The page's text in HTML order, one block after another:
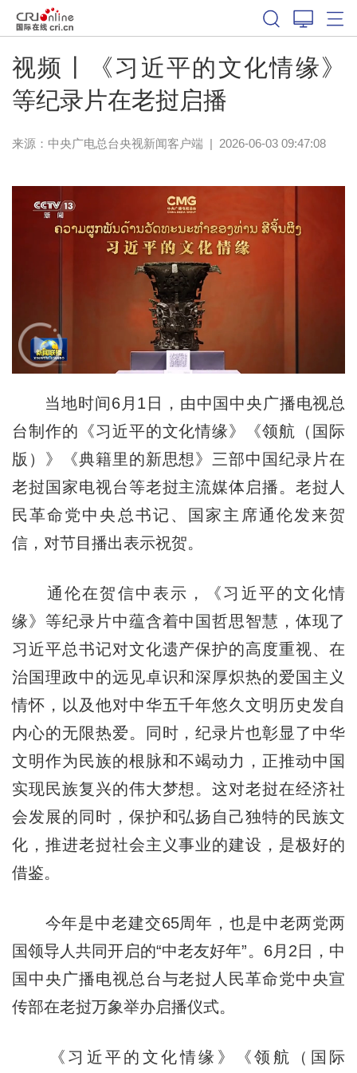
视频丨《习近平的文化情缘》
等纪录片在老挝启播
来源： 中央广电总台央视新闻客户端 | 2026-06-03 09:47:08
当地时间6月1日，由中国中央广播电视总
台制作的《习近平的文化情缘》《领航（国际
版）》《典籍里的新思想》三部中国纪录片在
老挝国家电视台等老挝主流媒体启播。老挝人
民革命党中央总书记、国家主席通伦发来贺
信，对节目播出表示祝贺。
通伦在贺信中表示，《习近平的文化情
缘》等纪录片中蕴含着中国哲思智慧，体现了
习近平总书记对文化遗产保护的高度重视、在
治国理政中的远见卓识和深厚炽热的爱国主义
情怀，以及他对中华五千年悠久文明历史发自
内心的无限热爱。同时，纪录片也彰显了中华
文明作为民族的根脉和不竭动力，正推动中国
实现民族复兴的伟大梦想。这对老挝在经济社
会发展的同时，保护和弘扬自己独特的民族文
化，推进老挝社会主义事业的建设，是极好的
借鉴。
今年是中老建交65周年，也是中老两党两
国领导人共同开启的“中老友好年”。6月2日，中
国中央广播电视总台与老挝人民革命党中央宣
传部在老挝万象举办启播仪式。
《习近平的文化情缘》《领航（国际